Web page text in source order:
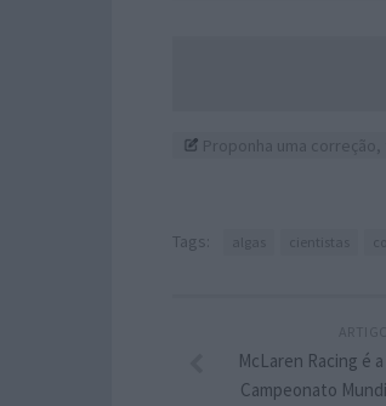
Tags:
McLaren Racing é
Campeonato